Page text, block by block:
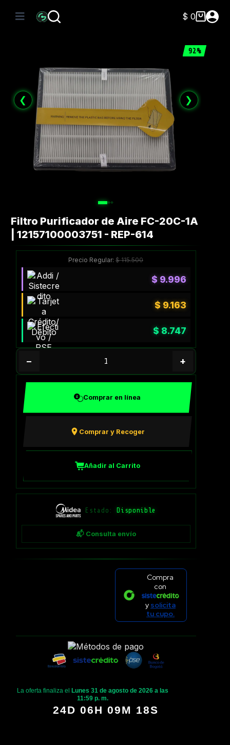
Carro
$ 0
92%
❮ ❯
Filtro Purificador de Aire FC-20C-1A
| 12157100003751 - REP-614
Precio Regular:$115.500
$ 9.996
$ 9.163
$ 8.747
− +
Comprar en línea
Comprar y Recoger
Añadir al Carrito
Estado: Disponible
📬 Consulta envío
Compra
con
y solicita
tu cupo.
La oferta finaliza el
Lunes 31 de agosto de 2026 a las
11:59 p. m.
24D 06H 09M 17S